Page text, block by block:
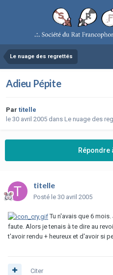
Le nuage des regrettés
Adieu Pépite
Par titelle
le 30 avril 2005 dans Le nuage des
Répondre
titelle
Posté le 30 avril 2005
Tu n'avais que 6
faute. Alors je tenais à te dire au
t'avoir rendu + heureux et d'avoir si
Citer